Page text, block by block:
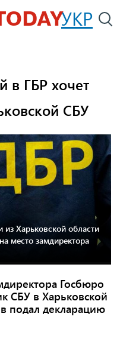
УКР
в ГБР хочет
СБУ
Харьковской области
место замдиректора
Госбюро
СБУ в Харьковской
подал декларацию